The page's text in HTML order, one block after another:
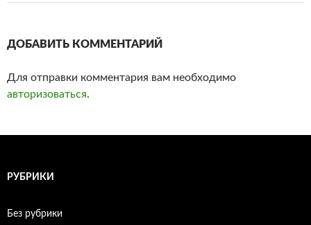
ДОБАВИТЬ КОММЕНТАРИЙ
Для отправки комментария вам необходимо
авторизоваться.
РУБРИКИ
Без рубрики